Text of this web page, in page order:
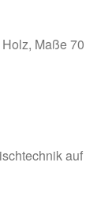
Maße 70
auf